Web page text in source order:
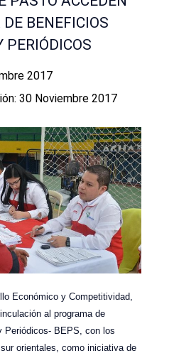
BENEFICIOS
PERIÓDICOS
2017
30 Noviembre 2017
Económico y Competitividad,
al programa de
Periódicos- BEPS, con los
orientales, como iniciativa de